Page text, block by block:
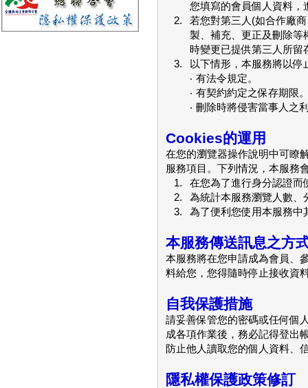
您填寫的會員個人資料，
2.
若您對第三人(如合作廠
製、補充、更正及刪除等
時變更已提供第三人所留
3.
以下情形，本服務將以
‧ 有法令規定。
‧ 有契約約定之保存期限
‧ 刪除時將侵害當事人之
Cookies的運用
在您的瀏覽器操作說明中可瞭
服務項目。下列情況，本服務
1.
在您為了進行身分認證而
2.
為統計本服務瀏覽人數、
3.
為了便利您使用本服務中
本服務傳送訊息之方
本服務將在您申請成為會員、
料給您，您得隨時停止接收資
自我保護措施
請妥善保管您的密碼或任何個
成各項作業後，務必記得登出
防止他人讀取您的個人資料、
隱私權保護政策修訂